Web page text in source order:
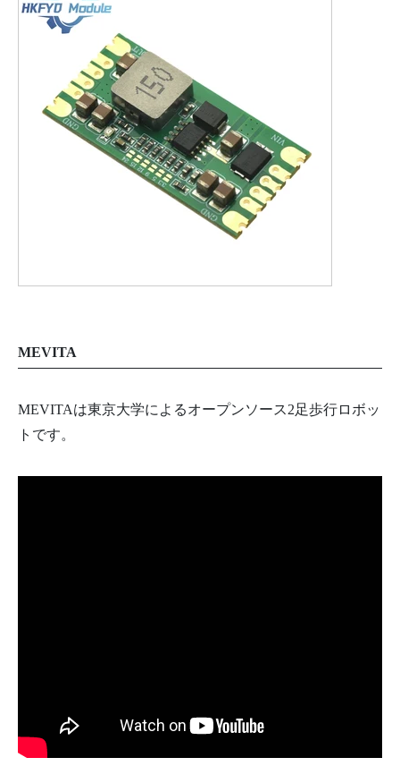
MEVITA
MEVITAは東京大学によるオープンソース2足歩行ロボッ
トです。